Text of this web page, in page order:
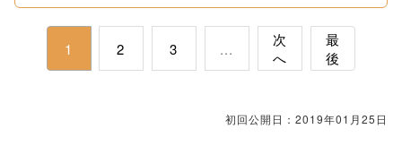
1 2 3 ...
次
へ
最
後
初回公開日：2019年01月25日